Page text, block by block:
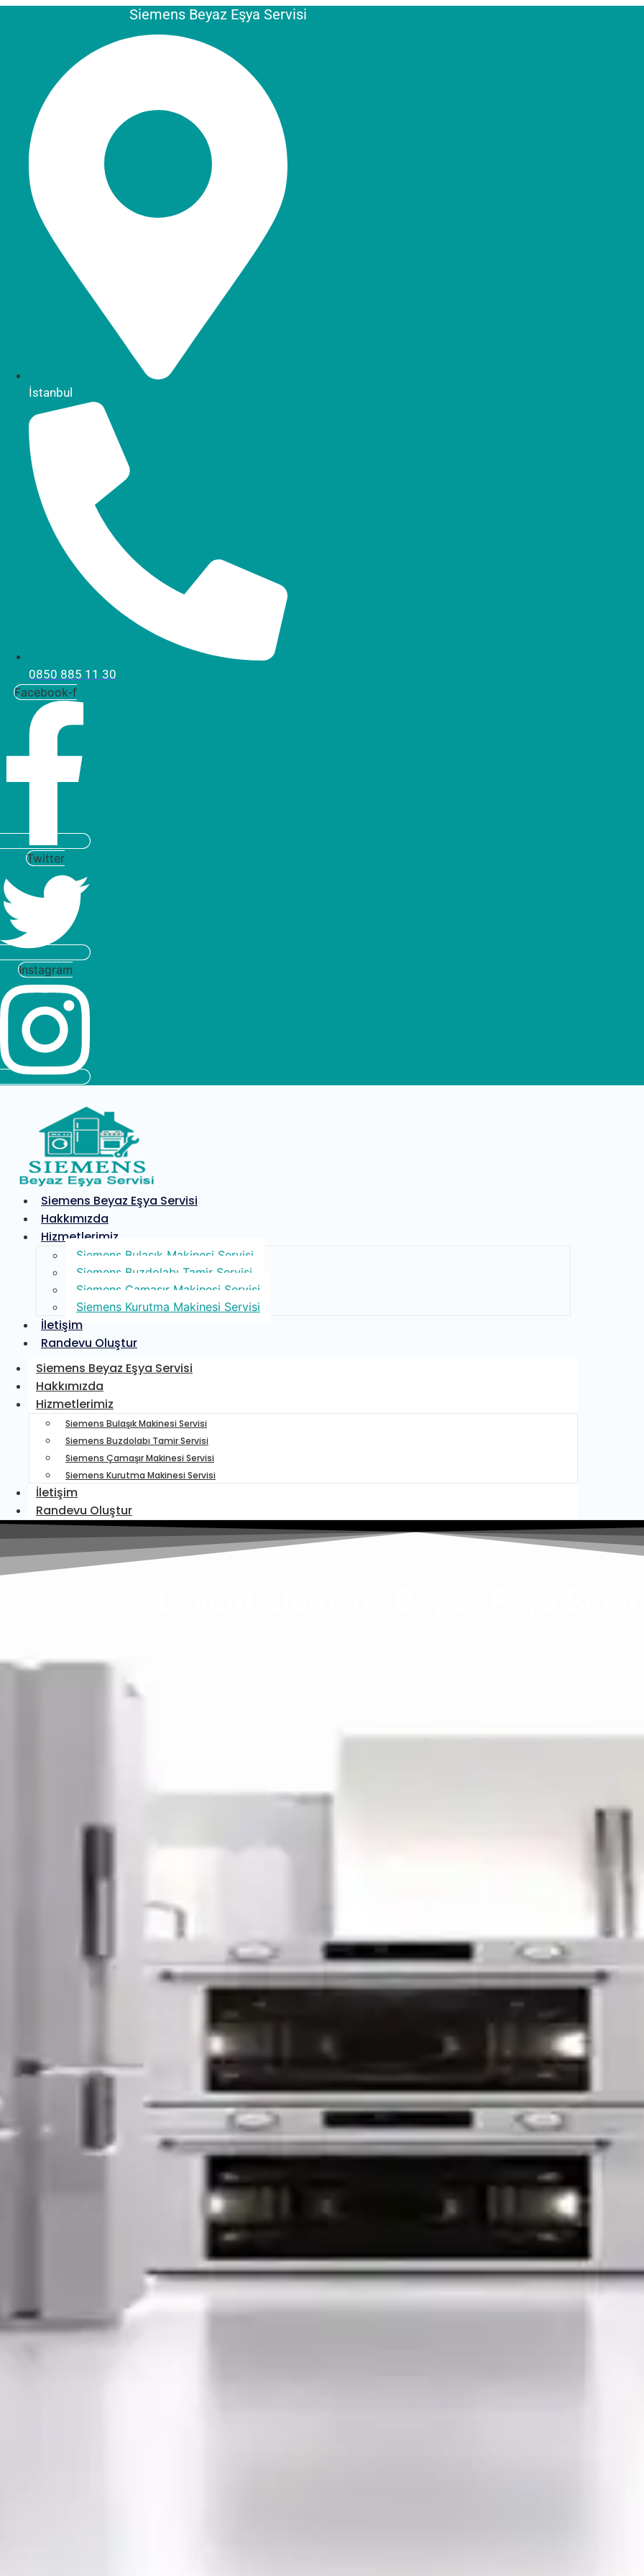
Siemens Beyaz Eşya Servisi
İstanbul
0850 885 11 30
Facebook-f
Twitter
Instagram
Siemens Beyaz Eşya Servisi
Hakkımızda
Hizmetlerimiz
Siemens Bulaşık Makinesi Servisi
Siemens Buzdolabı Tamir Servisi
Siemens Çamaşır Makinesi Servisi
Siemens Kurutma Makinesi Servisi
İletişim
Randevu Oluştur
Siemens Beyaz Eşya Servisi
Hakkımızda
Hizmetlerimiz
Siemens Bulaşık Makinesi Servisi
Siemens Buzdolabı Tamir Servisi
Siemens Çamaşır Makinesi Servisi
Siemens Kurutma Makinesi Servisi
İletişim
Randevu Oluştur